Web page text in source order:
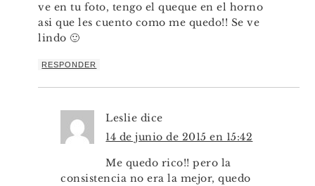
ve en tu foto, tengo el queque en el horno
asi que les cuento como me quedo!! Se ve
lindo 🙂
RESPONDER
Leslie dice
14 de junio de 2015 en 15:42
Me quedo rico!! pero la
consistencia no era la mejor, quedo